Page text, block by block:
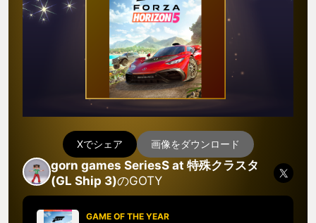
Xでシェア 画像をダウンロード
gorn games SeriesS at 特殊クラスタ
(GL Ship 3)のGOTY
GAME OF THE YEAR